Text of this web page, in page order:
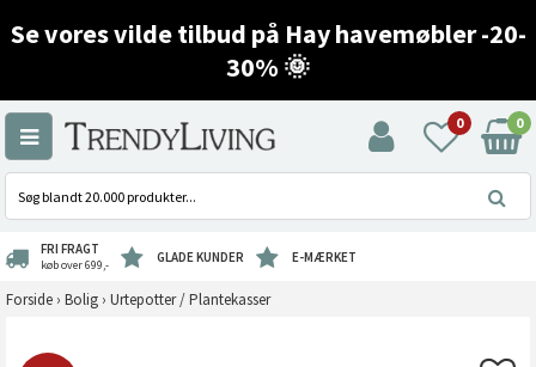
Se vores vilde tilbud på Hay havemøbler -20-
30% 🌞
0 0
FRI FRAGT
køb over 699,- GLADE KUNDER E-MÆRKET
Forside › Bolig › Urtepotter / Plantekasser